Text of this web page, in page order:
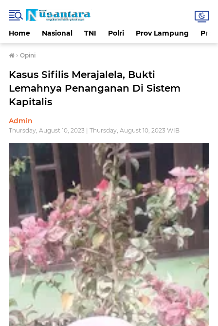
Home Nasional TNI Polri Prov Lampung
› Opini
Kasus Sifilis Merajalela, Bukti
Lemahnya Penanganan Di Sistem
Kapitalis
Admin
Thursday, August 10, 2023 | Thursday, August 10, 2023 WIB